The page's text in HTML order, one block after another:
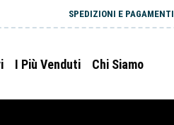
SPEDIZIONI E PAGAMENTI
I Più Venduti Chi Siamo